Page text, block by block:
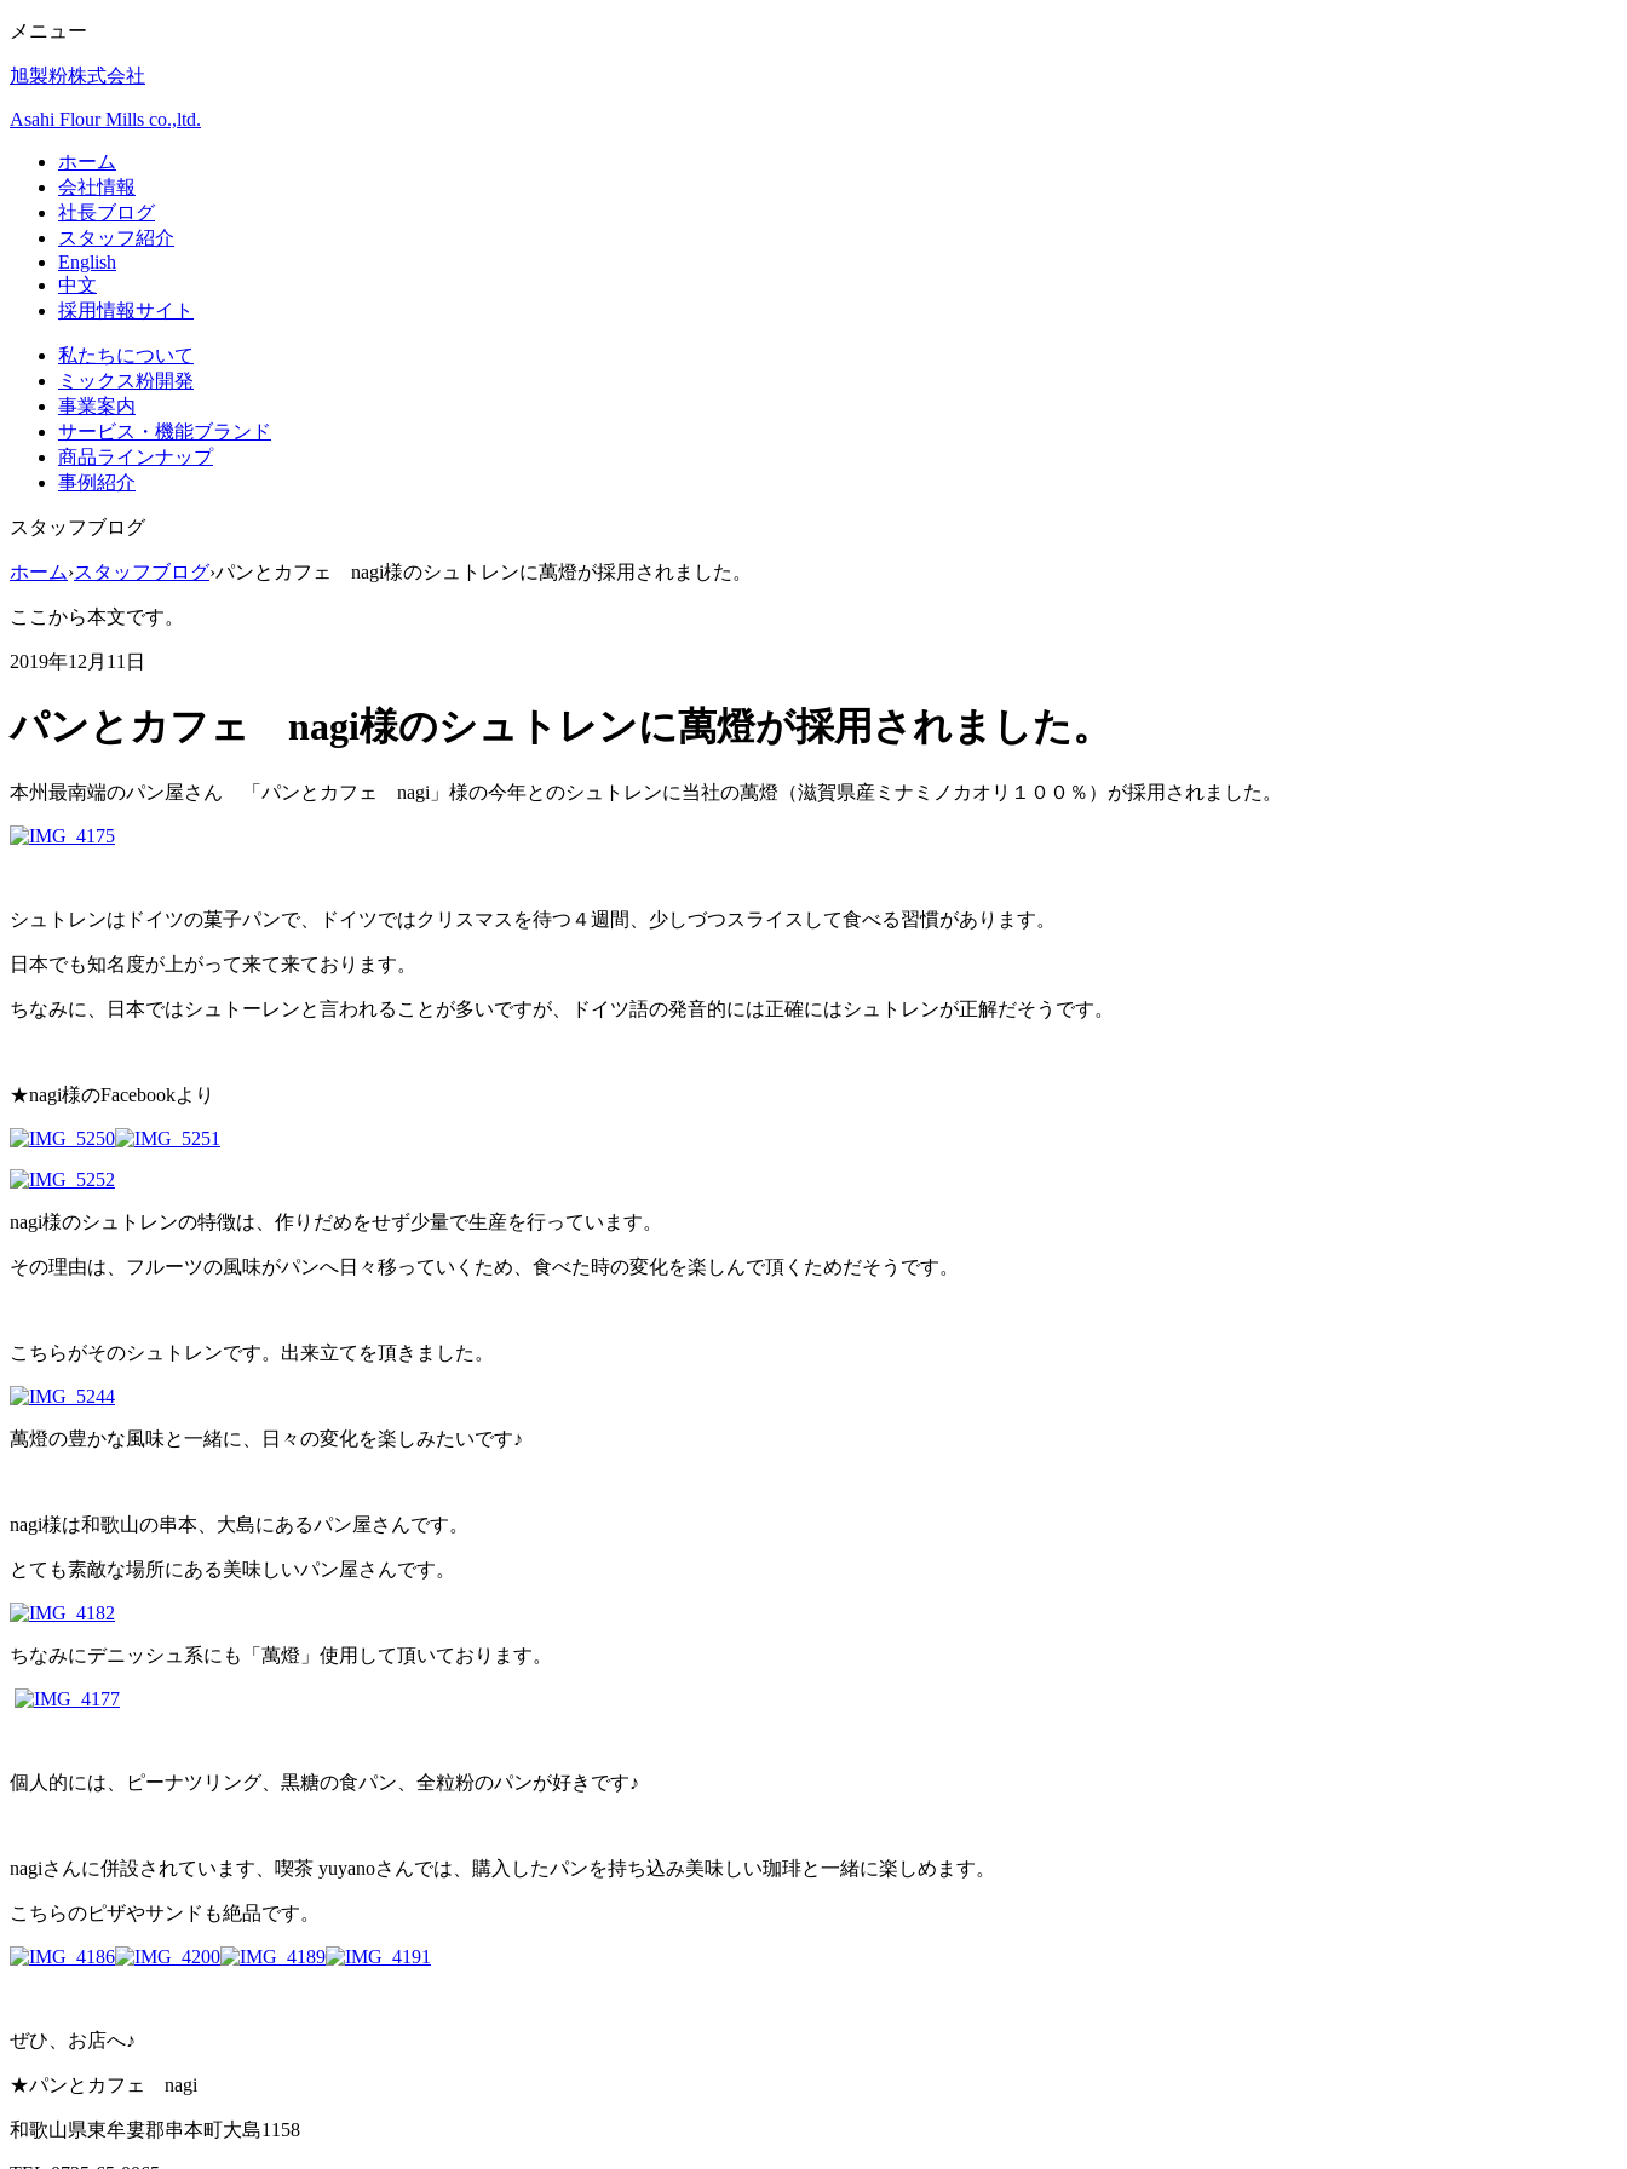
メニュー
旭製粉株式会社
Asahi Flour Mills co.,ltd.
ホーム
会社情報
社長ブログ
スタッフ紹介
English
中文
採用情報サイト
私たちについて
ミックス粉開発
事業案内
サービス・機能ブランド
商品ラインナップ
事例紹介
スタッフブログ
ホーム›スタッフブログ›パンとカフェ nagi様のシュトレンに萬燈が採用されました。
ここから本文です。
2019年12月11日
パンとカフェ nagi様のシュトレンに萬燈が採用されました。
本州最南端のパン屋さん 「パンとカフェ nagi」様の今年とのシュトレンに当社の萬燈（滋賀県産ミナミノカオリ１００％）が採用されました。
シュトレンはドイツの菓子パンで、ドイツではクリスマスを待つ４週間、少しづつスライスして食べる習慣があります。
日本でも知名度が上がって来て来ております。
ちなみに、日本ではシュトーレンと言われることが多いですが、ドイツ語の発音的には正確にはシュトレンが正解だそうです。
★nagi様のFacebookより
nagi様のシュトレンの特徴は、作りだめをせず少量で生産を行っています。
その理由は、フルーツの風味がパンへ日々移っていくため、食べた時の変化を楽しんで頂くためだそうです。
こちらがそのシュトレンです。出来立てを頂きました。
萬燈の豊かな風味と一緒に、日々の変化を楽しみたいです♪
nagi様は和歌山の串本、大島にあるパン屋さんです。
とても素敵な場所にある美味しいパン屋さんです。
ちなみにデニッシュ系にも「萬燈」使用して頂いております。
個人的には、ピーナツリング、黒糖の食パン、全粒粉のパンが好きです♪
nagiさんに併設されています、喫茶 yuyanoさんでは、購入したパンを持ち込み美味しい珈琲と一緒に楽しめます。
こちらのピザやサンドも絶品です。
ぜひ、お店へ♪
★パンとカフェ nagi
和歌山県東牟婁郡串本町大島1158